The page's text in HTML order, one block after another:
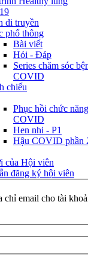
di truyền
phổ thông
Bài viết
Hỏi - Đáp
Series chăm sóc
COVID
chiếu
Phục hồi chức
COVID
Hen nhi - P1
Hậu COVID phần
của Hội viên
đăng ký hội viên
chỉ email cho tài